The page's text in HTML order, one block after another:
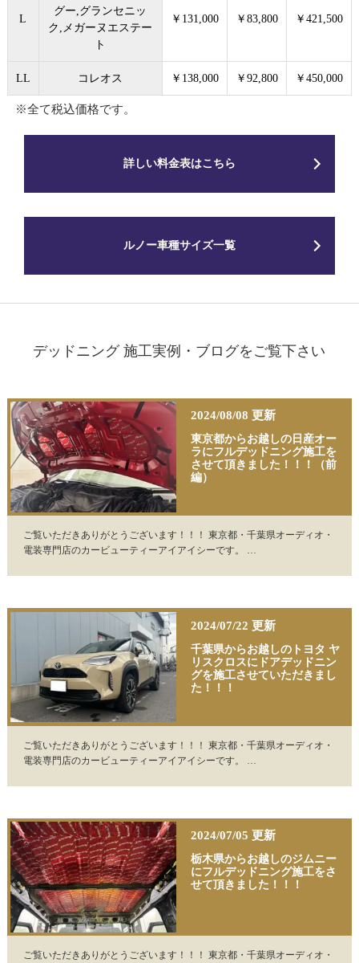
L
グー,グランセニッ
ク,メガーヌエステー
ト
￥131,000 ￥83,800 ￥421,500
LL コレオス ￥138,000 ￥92,800 ￥450,000
※全て税込価格です。
詳しい料金表はこちら
ルノー車種サイズ一覧
デッドニング 施工実例・ブログをご覧下さい
2024/08/08 更新
東京都からお越しの日産オー
ラにフルデッドニング施工を
させて頂きました！！！（前
編）
ご覧いただきありがとうございます！！！ 東京都・千葉県オーディオ・
電装専門店のカービューティーアイアイシーです。 …
2024/07/22 更新
千葉県からお越しのトヨタ ヤ
リスクロスにドアデッドニン
グを施工させていただきまし
た！！！
ご覧いただきありがとうございます！！！ 東京都・千葉県オーディオ・
電装専門店のカービューティーアイアイシーです。 …
2024/07/05 更新
栃木県からお越しのジムニー
にフルデッドニング施工をさ
せて頂きました！！！
ご覧いただきありがとうございます！！！ 東京都・千葉県オーディオ・